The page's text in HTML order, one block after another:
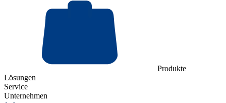
Produkte
Lösungen
Service
Unternehmen